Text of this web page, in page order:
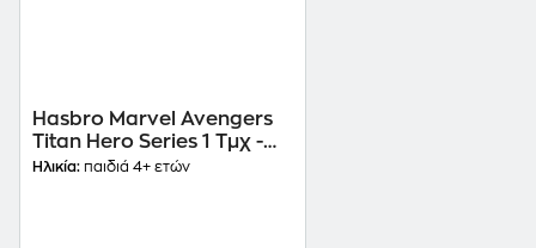
Hasbro Marvel Avengers
Titan Hero Series 1 Τμχ -
Τυχαία Επιλογή Σχεδίου
Ηλικία: παιδιά 4+ ετών